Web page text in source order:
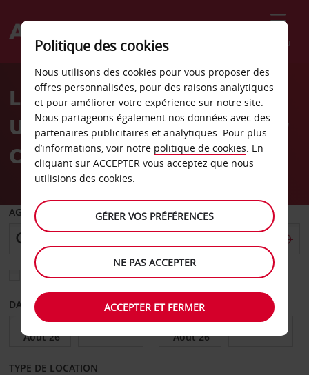
Menu
Welcome
AvisLocation de voiture
Ulladulla Mathews Mower
Centre
AGENCE DE DÉPART
Sélectionnez une autre agence de retour
DATE DE DÉPART DATE DE RETOUR
TYPE DE LOCATION
Politique des cookies
Nous utilisons des cookies pour vous proposer des
offres personnalisées, pour des raisons analytiques
et pour améliorer votre expérience sur notre site.
Nous partageons également nos données avec des
partenaires publicitaires et analytiques. Pour plus
d’informations, voir notre politique de cookies. En
cliquant sur ACCEPTER vous acceptez que nous
utilisions des cookies.
GÉRER VOS PRÉFÉRENCES
NE PAS ACCEPTER
ACCEPTER ET FERMER